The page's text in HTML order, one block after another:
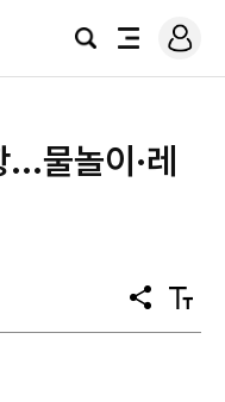
검
전
로
그
물놀이·레
공
유
텍
스